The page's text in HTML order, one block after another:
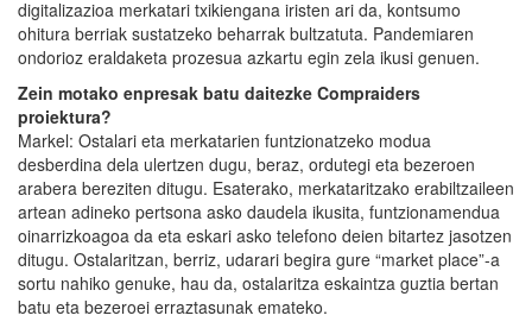
digitalizazioa merkatari txikiengana iristen ari da, kontsumo
ohitura berriak sustatzeko beharrak bultzatuta. Pandemiaren
ondorioz eraldaketa prozesua azkartu egin zela ikusi genuen.
Zein motako enpresak batu daitezke Compraiders
proiektura?
Markel: Ostalari eta merkatarien funtzionatzeko modua
desberdina dela ulertzen dugu, beraz, ordutegi eta bezeroen
arabera bereziten ditugu. Esaterako, merkataritzako erabiltzaileen
artean adineko pertsona asko daudela ikusita, funtzionamendua
oinarrizkoagoa da eta eskari asko telefono deien bitartez jasotzen
ditugu. Ostalaritzan, berriz, udarari begira gure “market place”-a
sortu nahiko genuke, hau da, ostalaritza eskaintza guztia bertan
batu eta bezeroei erraztasunak emateko.